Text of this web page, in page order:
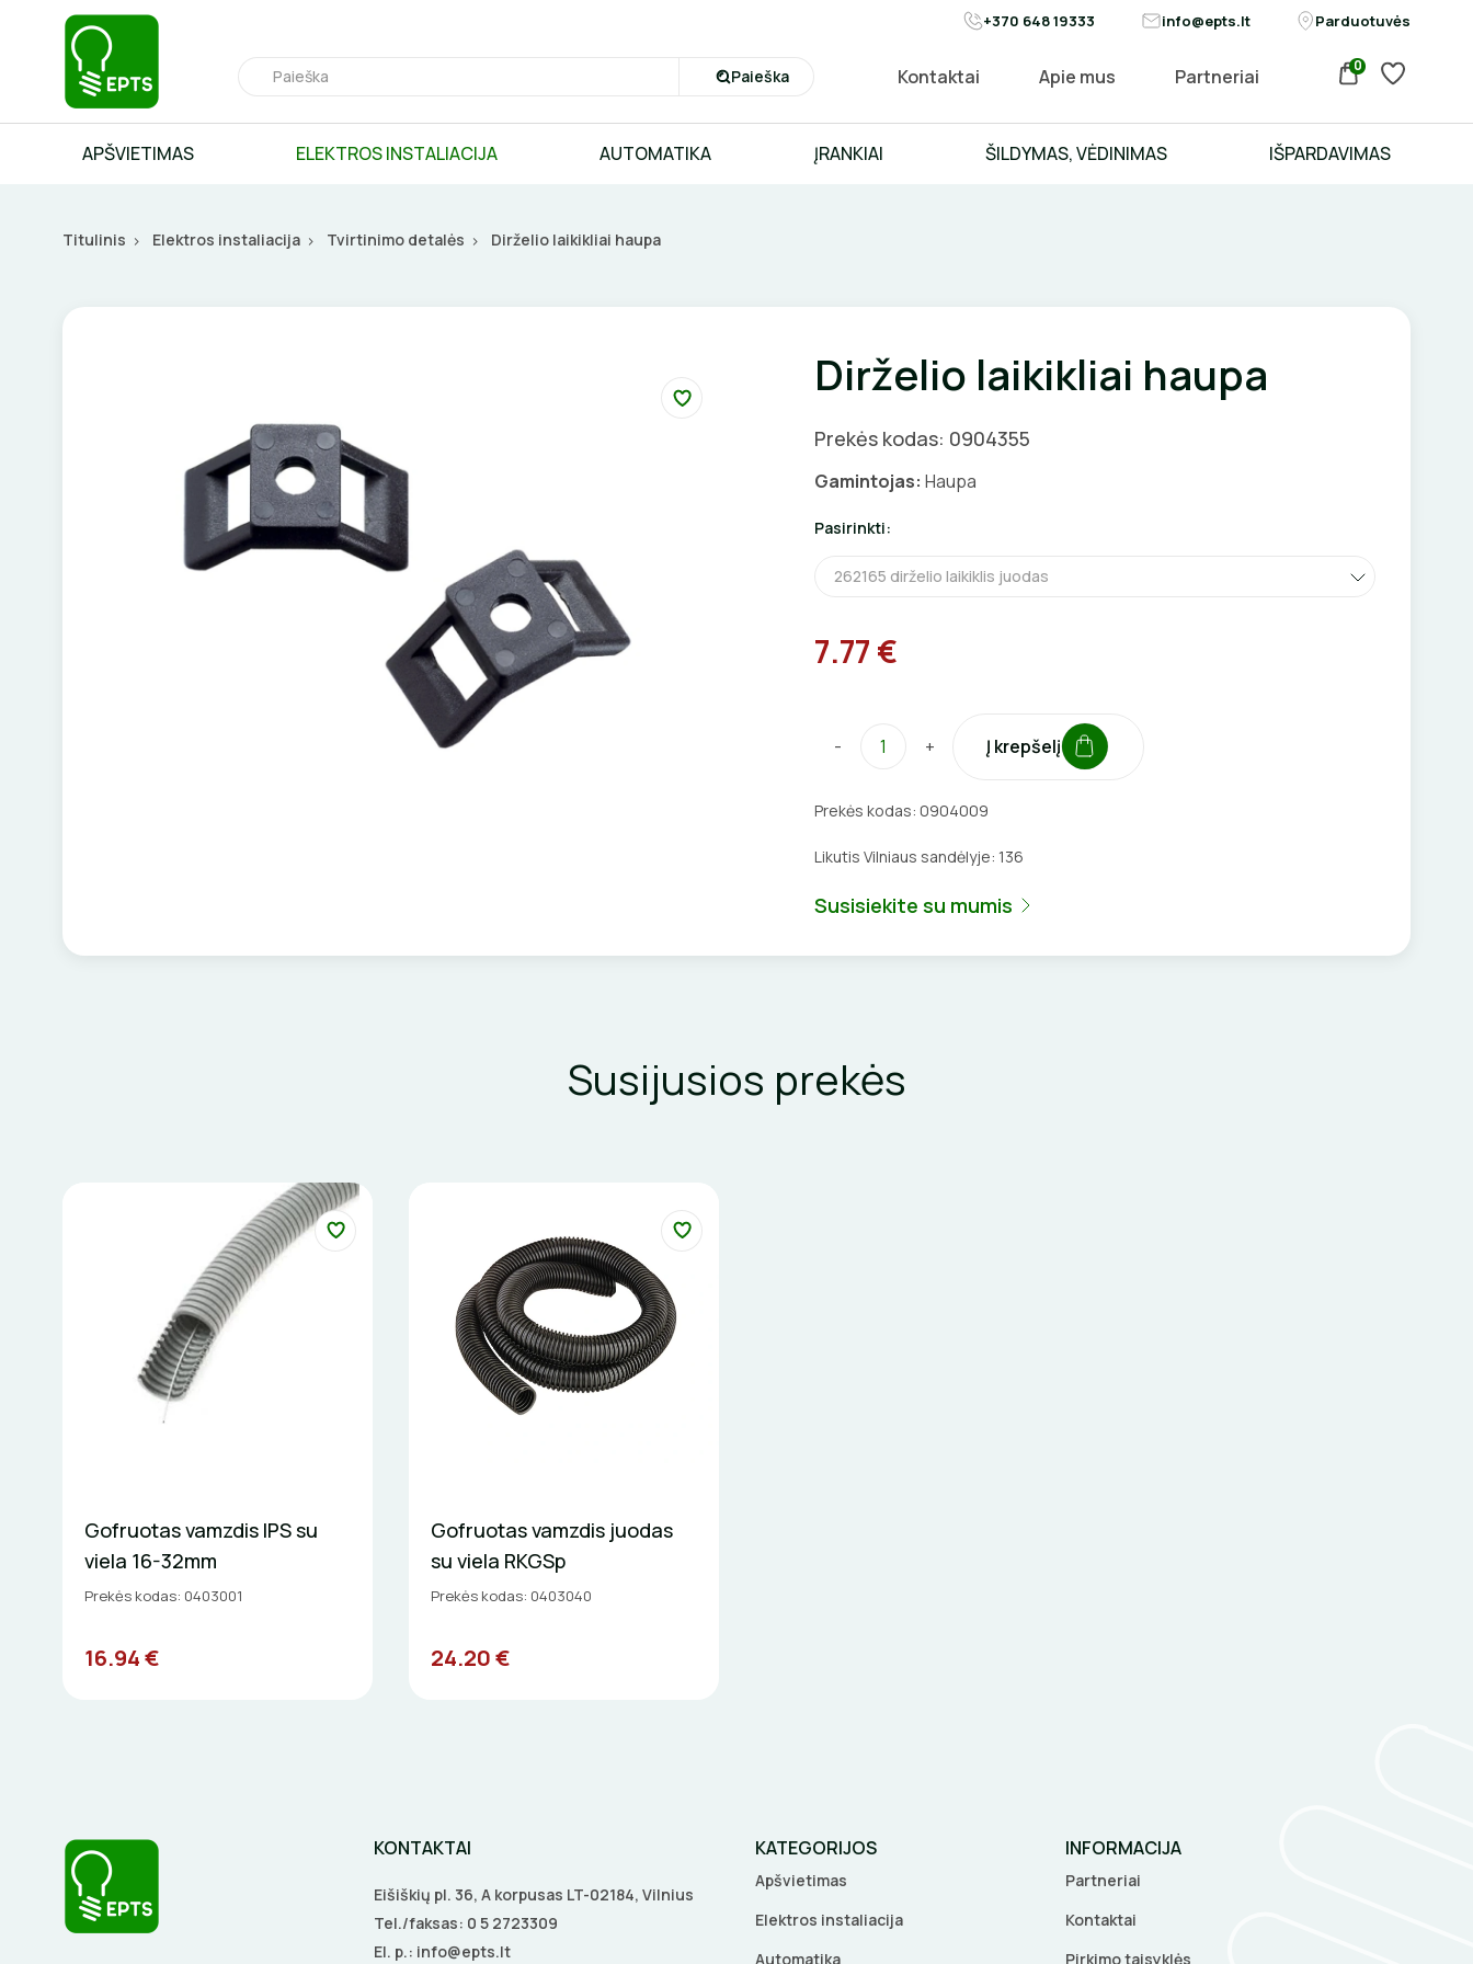
+370 648 19333 info@epts.lt Parduotuvės
Paieška Kontaktai Apie mus Partneriai 0
APŠVIETIMAS ELEKTROS INSTALIACIJA AUTOMATIKA ĮRANKIAI ŠILDYMAS, VĖDINIMAS IŠPARDAVIMAS
Titulinis Elektros instaliacija Tvirtinimo detalės Dirželio laikikliai haupa
Dirželio laikikliai haupa
Prekės kodas: 0904355
Gamintojas: Haupa
Pasirinkti:
262165 dirželio laikiklis juodas
7.77 €
- + Į krepšelį
Prekės kodas: 0904009
Likutis Vilniaus sandėlyje: 136
Susisiekite su mumis
Susijusios prekės
Gofruotas vamzdis IPS su
viela 16-32mm
Prekės kodas: 0403001
16.94 €
Gofruotas vamzdis juodas
su viela RKGSp
Prekės kodas: 0403040
24.20 €
KONTAKTAI
Eišiškių pl. 36, A korpusas LT-02184, Vilnius
Tel./faksas: 0 5 2723309
El. p.: info@epts.lt
KATEGORIJOS
Apšvietimas
Elektros instaliacija
Automatika
INFORMACIJA
Partneriai
Kontaktai
Pirkimo taisyklės